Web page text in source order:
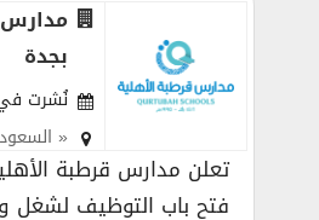
مدارس
بجدة
نُشرت في 06/08/
«
تعلن مدارس قرطبة
فتح باب التوظيف لشغل